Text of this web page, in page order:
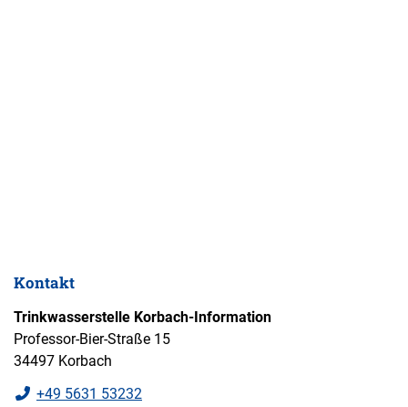
Kontakt
Trinkwasserstelle Korbach-Information
Professor-Bier-Straße 15
34497 Korbach
+49 5631 53232